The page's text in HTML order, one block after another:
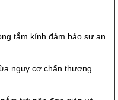
tắm kính đảm bảo sự an
nguy cơ chấn thương